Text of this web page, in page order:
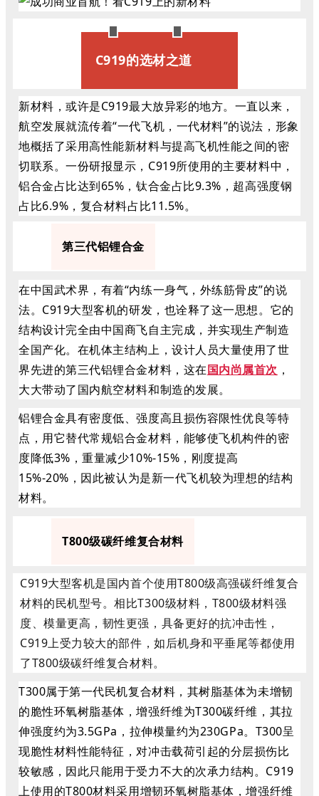
C919的选材之道
新材料，或许是C919最大放异彩的地方。一直以来，
航空发展就流传着“一代飞机，一代材料”的说法，形象
地概括了采用高性能新材料与提高飞机性能之间的密
切联系。一份研报显示，C919所使用的主要材料中，
铝合金占比达到65%，钛合金占比9.3%，超高强度钢
占比6.9%，复合材料占比11.5%。
第三代铝锂合金
在中国武术界，有着“内练一身气，外练筋骨皮”的说
法。C919大型客机的研发，也诠释了这一思想。它的
结构设计完全由中国商飞自主完成，并实现生产制造
全国产化。在机体主结构上，设计人员大量使用了世
界先进的第三代铝锂合金材料，这在国内尚属首次 ，
大大带动了国内航空材料和制造的发展。
铝锂合金具有密度低、强度高且损伤容限性优良等特
点，用它替代常规铝合金材料，能够使飞机构件的密
度降低3%，重量减少10%-15%，刚度提高
15%-20%，因此被认为是新一代飞机较为理想的结构
材料。
T800级碳纤维复合材料
C919大型客机是国内首个使用T800级高强碳纤维复合
材料的民机型号。相比T300级材料，T800级材料强
度、模量更高，韧性更强，具备更好的抗冲击性，
C919上受力较大的部件，如后机身和平垂尾等都使用
了T800级碳纤维复合材料。
T300属于第一代民机复合材料，其树脂基体为未增韧
的脆性环氧树脂基体，增强纤维为T300碳纤维，其拉
伸强度约为3.5GPa，拉伸模量约为230GPa。T300呈
现脆性材料性能特征，对冲击载荷引起的分层损伤比
较敏感，因此只能用于受力不大的次承力结构。C919
上使用的T800材料采用增韧环氧树脂基体，增强纤维